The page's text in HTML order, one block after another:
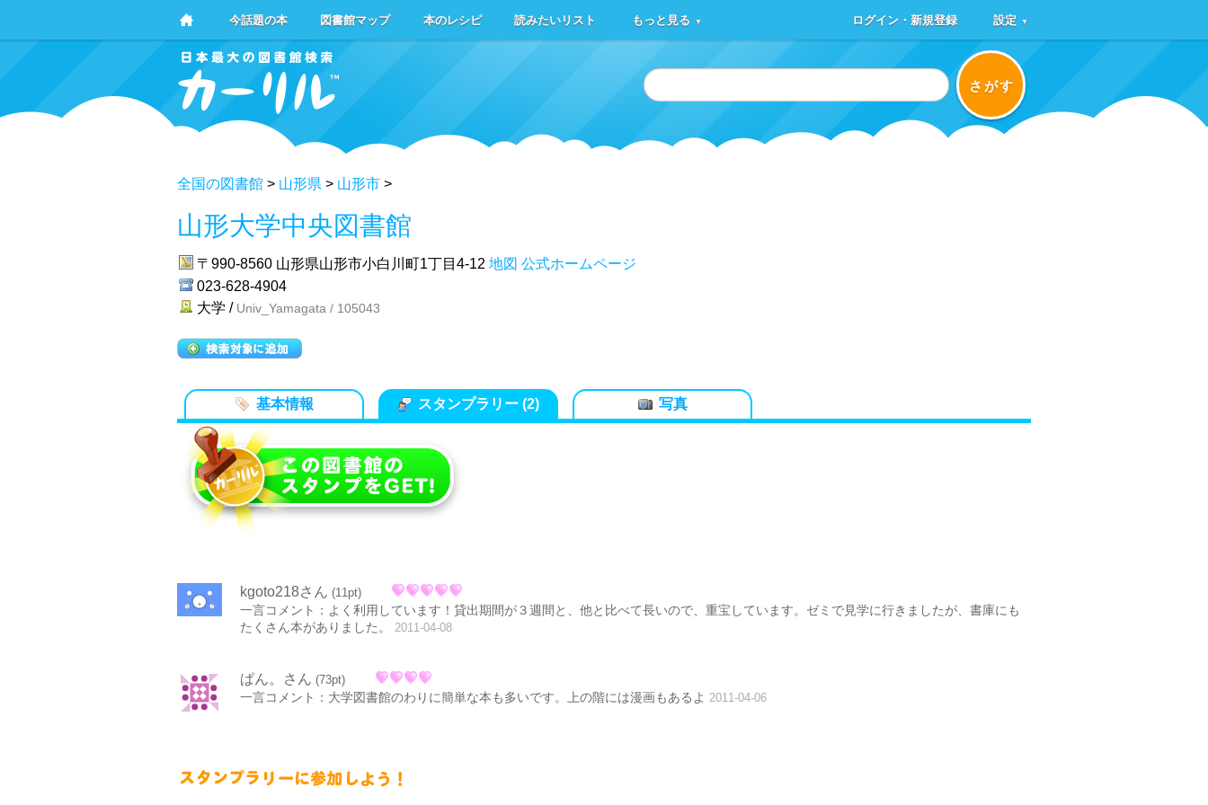
今話題の本 図書館マップ 本のレシピ 読みたいリスト もっと見る ▼ ログイン・新規登録 設定 ▼
さがす
全国の図書館 > 山形県 > 山形市 >
山形大学中央図書館
〒990-8560 山形県山形市小白川町1丁目4-12 地図 公式ホームページ
023-628-4904
大学 / Univ_Yamagata / 105043
基本情報 スタンプラリー (2) 写真
kgoto218さん (11pt)
一言コメント：よく利用しています！貸出期間が３週間と、他と比べて長いので、重宝しています。ゼミで見学に行きましたが、書庫にも
たくさん本がありました。
2011-04-08
ぱん。さん (73pt)
一言コメント：大学図書館のわりに簡単な本も多いです。上の階には漫画もあるよ 2011-04-06